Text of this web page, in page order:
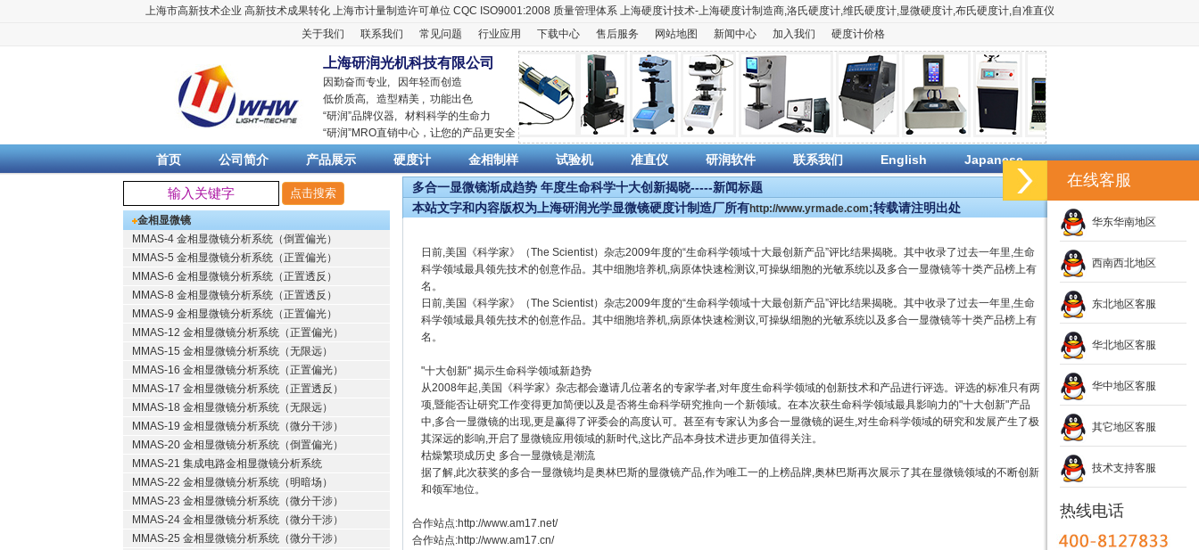
上海市高新技术企业 高新技术成果转化 上海市计量制造许可单位 CQC ISO9001:2008 质量管理体系 上海硬度计技术-上海硬度计制造商,洛氏硬度计,维氏硬度计,显微硬度计,布氏硬度计,自准直仪
关于我们
联系我们 常见问题 行业应用 下载中心 售后服务 网站地图 新闻中心 加入我们 硬度计价格
上海研润光机科技有限公司
因勤奋而专业, 因年轻而创造
低价质高, 造型精美 , 功能出色
“研润”品牌仪器, 材料科学的生命力
“研润”MRO直销中心，让您的产品更安全
首页 公司简介 产品展示 硬度计 金相制样 试验机 准直仪 研润软件 联系我们 English Japanese
金相显微镜
MMAS-4 金相显微镜分析系统（倒置偏光）
MMAS-5 金相显微镜分析系统（正置偏光）
MMAS-6 金相显微镜分析系统（正置透反）
MMAS-8 金相显微镜分析系统（正置透反）
MMAS-9 金相显微镜分析系统（正置偏光）
MMAS-12 金相显微镜分析系统（正置偏光）
MMAS-15 金相显微镜分析系统（无限远）
MMAS-16 金相显微镜分析系统（正置偏光）
MMAS-17 金相显微镜分析系统（正置透反）
MMAS-18 金相显微镜分析系统（无限远）
MMAS-19 金相显微镜分析系统（微分干涉）
MMAS-20 金相显微镜分析系统（倒置偏光）
MMAS-21 集成电路金相显微镜分析系统
MMAS-22 金相显微镜分析系统（明暗场）
MMAS-23 金相显微镜分析系统（微分干涉）
MMAS-24 金相显微镜分析系统（微分干涉）
MMAS-25 金相显微镜分析系统（微分干涉）
多合一显微镜渐成趋势 年度生命科学十大创新揭晓-----新闻标题
本站文字和内容版权为上海研润光学显微镜硬度计制造厂所有http://www.yrmade.com;转载请注明出处
日前,美国《科学家》（The Scientist）杂志2009年度的“生命科学领域十大最创新产品”评比结果揭晓。其中收录了过去一年里,生命
科学领域最具领先技术的创意作品。其中细胞培养机,病原体快速检测议,可操纵细胞的光敏系统以及多合一显微镜等十类产品榜上有
名。
日前,美国《科学家》（The Scientist）杂志2009年度的“生命科学领域十大最创新产品”评比结果揭晓。其中收录了过去一年里,生命
科学领域最具领先技术的创意作品。其中细胞培养机,病原体快速检测议,可操纵细胞的光敏系统以及多合一显微镜等十类产品榜上有
名。
"十大创新" 揭示生命科学领域新趋势
从2008年起,美国《科学家》杂志都会邀请几位著名的专家学者,对年度生命科学领域的创新技术和产品进行评选。评选的标准只有两
项,暨能否让研究工作变得更加简便以及是否将生命科学研究推向一个新领域。在本次获生命科学领域最具影响力的"十大创新"产品
中,多合一显微镜的出现,更是赢得了评委会的高度认可。甚至有专家认为多合一显微镜的诞生,对生命科学领域的研究和发展产生了极
其深远的影响,开启了显微镜应用领域的新时代,这比产品本身技术进步更加值得关注。
枯燥繁琐成历史 多合一显微镜是潮流
据了解,此次获奖的多合一显微镜均是奥林巴斯的显微镜产品,作为唯工一的上榜品牌,奥林巴斯再次展示了其在显微镜领域的不断创新
和领军地位。
合作站点:http://www.am17.net/
合作站点:http://www.am17.cn/
在线客服
华东华南地区
西南西北地区
东北地区客服
华北地区客服
华中地区客服
其它地区客服
技术支持客服
热线电话